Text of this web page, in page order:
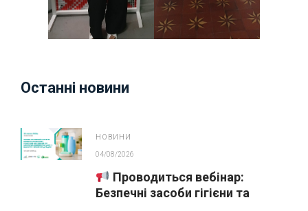
Останні новини
НОВИНИ
04/08/2026
Проводиться вебінар:
Безпечні засоби гігієни та